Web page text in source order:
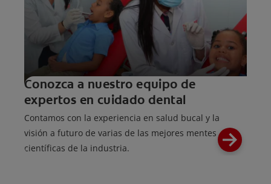
Conozca a nuestro equipo de
expertos en cuidado dental
Contamos con la experiencia en salud bucal y la
visión a futuro de varias de las mejores mentes
científicas de la industria.